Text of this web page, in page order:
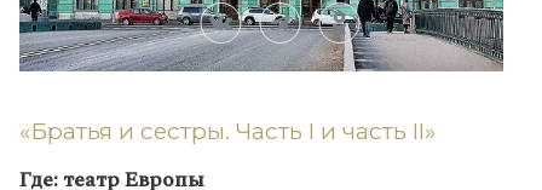
«Братья и сестры. Часть I и часть II»
Где: театр Европы